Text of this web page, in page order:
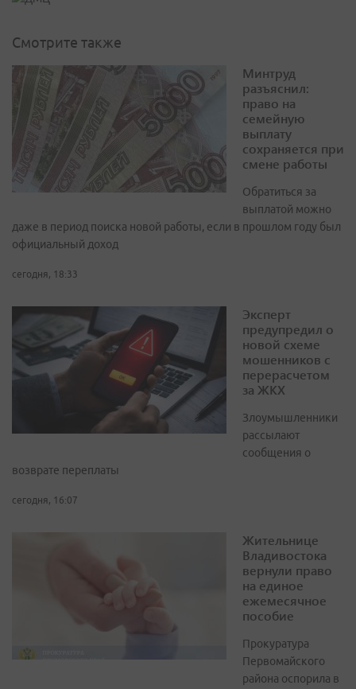
Смотрите также
Минтруд
разъяснил:
право на
семейную
выплату
сохраняется при
смене работы
Обратиться за
выплатой можно
даже в период поиска новой работы, если в прошлом году был
официальный доход
сегодня, 18:33
Эксперт
предупредил о
новой схеме
мошенников с
перерасчетом
за ЖКХ
Злоумышленники
рассылают
сообщения о
возврате переплаты
сегодня, 16:07
Жительнице
Владивостока
вернули право
на единое
ежемесячное
пособие
Прокуратура
Первомайского
района оспорила в